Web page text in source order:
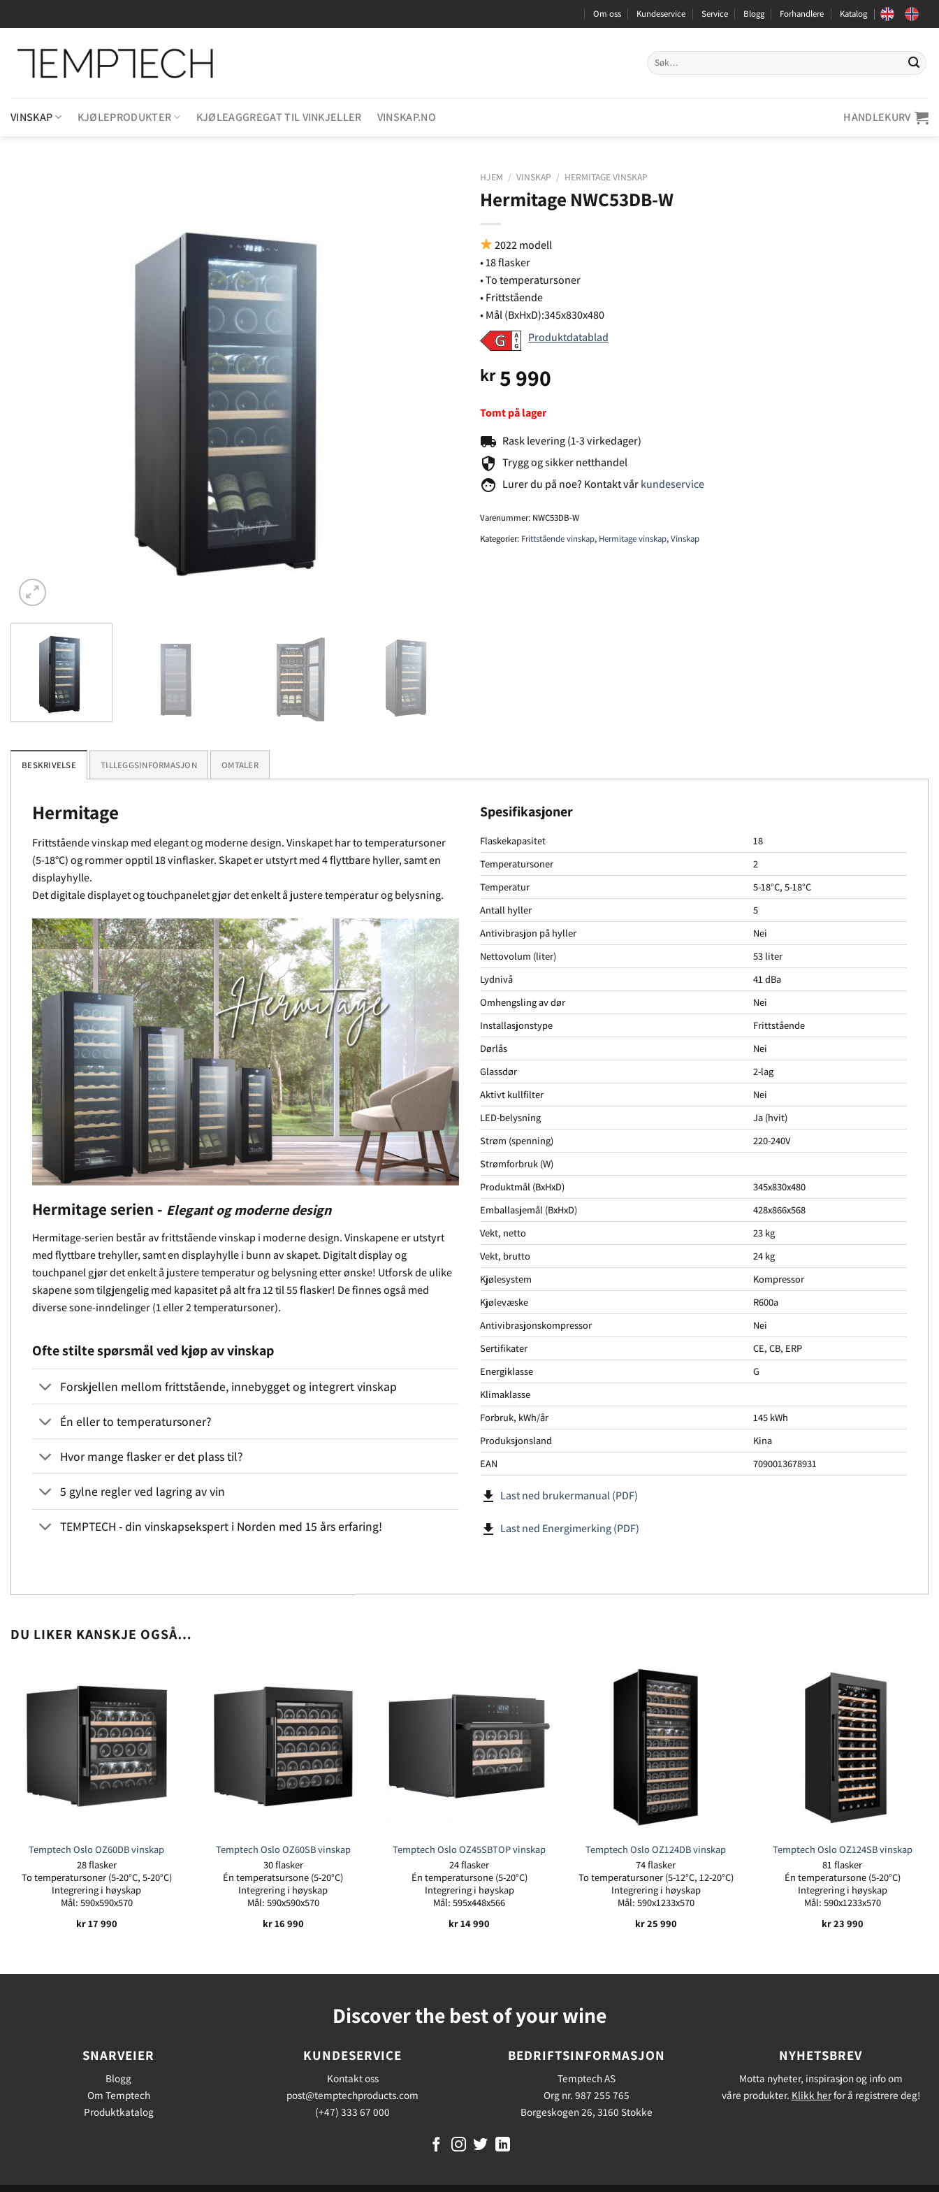
to
Om oss Kundeservice Service Blogg Forhandlere Katalog
Søk
etter:
VINSKAP KJØLEPRODUKTER KJØLEAGGREGAT TIL VINKJELLER VINSKAP.NO HANDLEKURV
HJEM / VINSKAP / HERMITAGE VINSKAP
Hermitage NWC53DB-W
2022 modell
• 18 flasker
• To temperatursoner
• Frittstående
• Mål (BxHxD):345x830x480
Produktdatablad
kr5 990
Tomt på lager
local_shipping Rask levering (1-3 virkedager)
security Trygg og sikker netthandel
face Lurer du på noe? Kontakt vårkundeservice
Varenummer: NWC53DB-W
Kategorier: Frittstående vinskap, Hermitage vinskap,Vinskap
BESKRIVELSE TILLEGGSINFORMASJON OMTALER
Hermitage
Frittstående vinskap med elegant og moderne design. Vinskapet har to temperatursoner
(5-18°C) og rommer opptil 18 vinflasker. Skapet er utstyrt med 4 flyttbare hyller, samt en
displayhylle.
Det digitale displayet og touchpanelet gjør det enkelt å justere temperatur og belysning.
Hermitage serien - Elegant og moderne design
Hermitage-serien består av frittstående vinskap i moderne design. Vinskapene er utstyrt
med flyttbare trehyller, samt en displayhylle i bunn av skapet. Digitalt display og
touchpanel gjør det enkelt å justere temperatur og belysning etter ønske! Utforsk de ulike
skapene som tilgjengelig med kapasitet på alt fra 12 til 55 flasker! De finnes også med
diverse sone-inndelinger (1 eller 2 temperatursoner).
Ofte stilte spørsmål ved kjøp av vinskap
Forskjellen mellom frittstående, innebygget og integrert vinskap
Én eller to temperatursoner?
Hvor mange flasker er det plass til?
5 gylne regler ved lagring av vin
TEMPTECH - din vinskapsekspert i Norden med 15 års erfaring!
Spesifikasjoner
Flaskekapasitet
18
Temperatursoner
2
Temperatur
5-18°C, 5-18°C
Antall hyller
5
Antivibrasjon på hyller
Nei
Nettovolum (liter)
53 liter
Lydnivå
41 dBa
Omhengsling av dør
Nei
Installasjonstype
Frittstående
Dørlås
Nei
Glassdør
2-lag
Aktivt kullfilter
Nei
LED-belysning
Ja (hvit)
Strøm (spenning)
220-240V
Strømforbruk (W)
Produktmål (BxHxD)
345x830x480
Emballasjemål (BxHxD)
428x866x568
Vekt, netto
23 kg
Vekt, brutto
24 kg
Kjølesystem
Kompressor
Kjølevæske
R600a
Antivibrasjonskompressor
Nei
Sertifikater
CE, CB, ERP
Energiklasse
G
Klimaklasse
Forbruk, kWh/år
145 kWh
Produksjonsland
Kina
EAN
7090013678931
file_download Last ned brukermanual (PDF)
file_download Last ned Energimerking (PDF)
DU LIKER KANSKJE OGSÅ…
Temptech Oslo OZ60DB vinskap
28 flasker
To temperatursoner (5-20°C, 5-20°C)
Integrering i høyskap
Mål: 590x590x570
kr17 990
Temptech Oslo OZ60SB vinskap
30 flasker
Én temperatsursone (5-20°C)
Integrering i høyskap
Mål: 590x590x570
kr16 990
Temptech Oslo OZ45SBTOP vinskap
24 flasker
Én temperatursone (5-20°C)
Integrering i høyskap
Mål: 595x448x566
kr14 990
Temptech Oslo OZ124DB vinskap
74 flasker
To temperatursoner (5-12°C, 12-20°C)
Integrering i høyskap
Mål: 590x1233x570
kr25 990
Temptech Oslo OZ124SB vinskap
81 flasker
Én temperatursone (5-20°C)
Integrering i høyskap
Mål: 590x1233x570
kr23 990
Discover the best of your wine
SNARVEIER
Blogg
Om Temptech
Produktkatalog
KUNDESERVICE
Kontakt oss
post@temptechproducts.com
(+47) 333 67 000
BEDRIFTSINFORMASJON
Temptech AS
Org nr. 987 255 765
Borgeskogen 26, 3160 Stokke
NYHETSBREV
Motta nyheter, inspirasjon og info om
våre produkter. Klikk herfor å registrere deg!